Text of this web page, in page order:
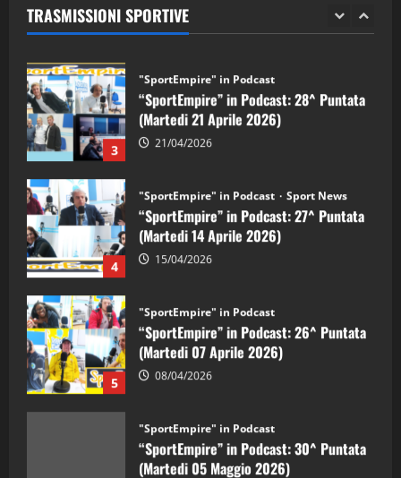
TRASMISSIONI SPORTIVE
2 28/04/2026
3
“SportEmpire” in Podcast: 28^ Puntata
(Martedi 21 Aprile 2026)
4
“SportEmpire” in Podcast: 27^ Puntata
(Martedi 14 Aprile 2026)
5
“SportEmpire” in Podcast: 26^ Puntata
(Martedi 07 Aprile 2026)
“SportEmpire” in Podcast: 30^ Puntata
(Martedi 05 Maggio 2026)